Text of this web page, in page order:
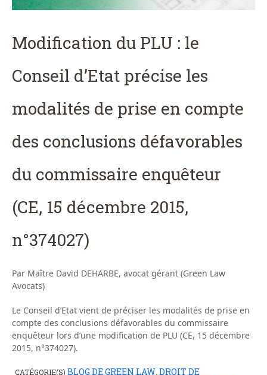
Modification du PLU : le
Conseil d’Etat précise les
modalités de prise en compte
des conclusions défavorables
du commissaire enquêteur
(CE, 15 décembre 2015,
n°374027)
Par Maître David DEHARBE, avocat gérant (Green Law
Avocats)
Le Conseil d’Etat vient de préciser les modalités de prise en
compte des conclusions défavorables du commissaire
enquêteur lors d’une modification de PLU (CE, 15 décembre
2015, n°374027).
CATÉGORIE(S) BLOG DE GREEN LAW DROIT DE